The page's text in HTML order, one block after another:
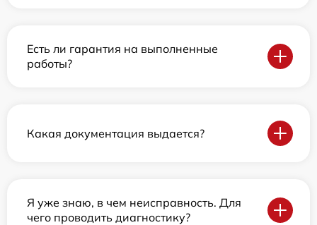
Есть ли гарантия на выполненные
работы?
Какая документация выдается?
Я уже знаю, в чем неисправность. Для
чего проводить диагностику?